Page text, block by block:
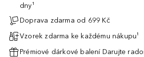
dny¹
Doprava zdarma od 699 Kč
Vzorek zdarma ke každému nákupu¹
Prémiové dárkové balení Darujte